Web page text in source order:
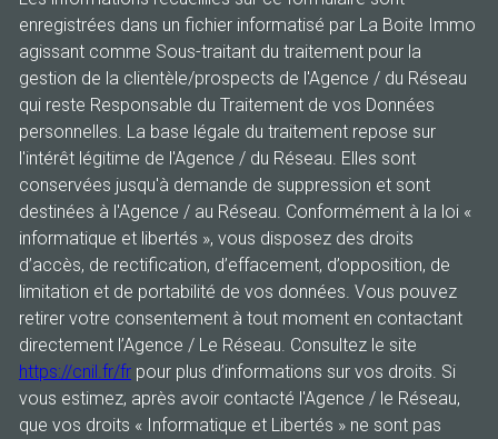
enregistrées dans un fichier informatisé par La Boite Immo
agissant comme Sous-traitant du traitement pour la
gestion de la clientèle/prospects de l'Agence / du Réseau
qui reste Responsable du Traitement de vos Données
personnelles. La base légale du traitement repose sur
l'intérêt légitime de l'Agence / du Réseau. Elles sont
conservées jusqu'à demande de suppression et sont
destinées à l'Agence / au Réseau. Conformément à la loi «
informatique et libertés », vous disposez des droits
d’accès, de rectification, d’effacement, d’opposition, de
limitation et de portabilité de vos données. Vous pouvez
retirer votre consentement à tout moment en contactant
directement l’Agence / Le Réseau. Consultez le site
https://cnil.fr/fr pour plus d’informations sur vos droits. Si
vous estimez, après avoir contacté l'Agence / le Réseau,
que vos droits « Informatique et Libertés » ne sont pas